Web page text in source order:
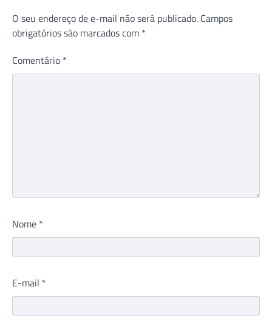
O seu endereço de e-mail não será publicado. Campos
obrigatórios são marcados com *
Comentário *
Nome *
E-mail *